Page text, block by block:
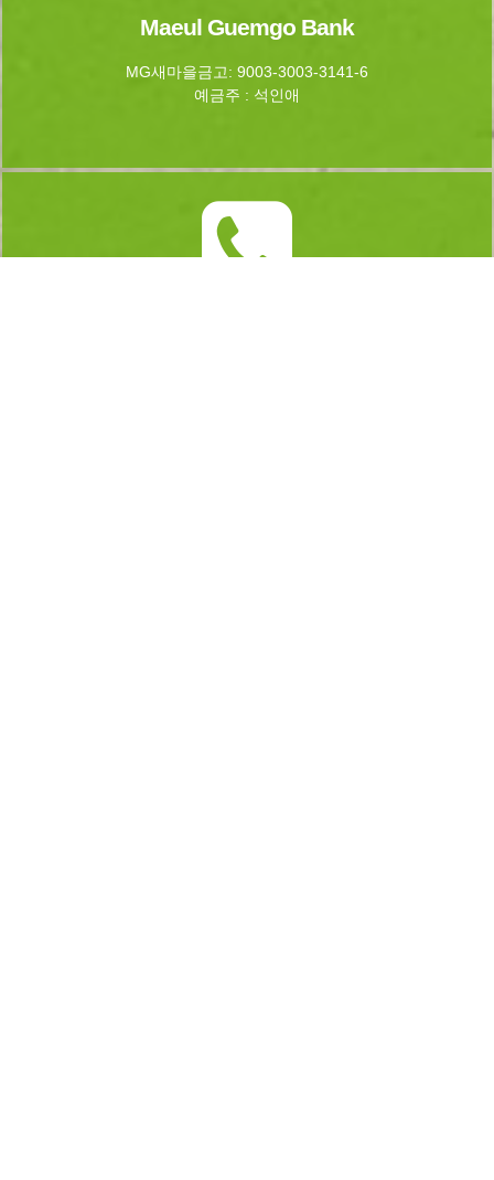
Maeul Guemgo Bank
MG새마을금고: 9003-3003-3141-6
예금주 : 석인애